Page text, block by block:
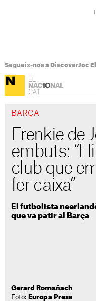
Segueix-nos a DiscoverJoc
BARÇA
Frenkie de
embuts:
club que
fer caixa”
El futbolista
que va patir al Barça
Gerard Romañach
Foto: Europa Press